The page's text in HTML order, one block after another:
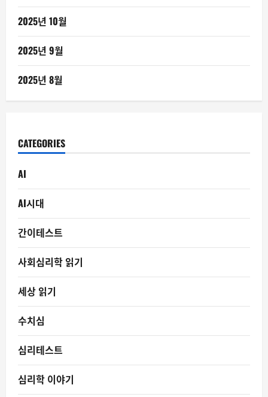
2025년 10월
2025년 9월
2025년 8월
CATEGORIES
AI
AI시대
간이테스트
사회심리학 읽기
세상 읽기
수치심
심리테스트
심리학 이야기